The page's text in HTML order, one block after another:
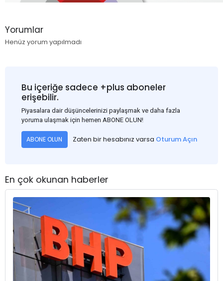
Yorumlar
Henüz yorum yapılmadı
Bu içeriğe sadece +plus aboneler
erişebilir.
Piyasalara dair düşüncelerinizi paylaşmak ve daha fazla
yoruma ulaşmak için hemen ABONE OLUN!
ABONE OLUN Zaten bir hesabınız varsa Oturum Açın
En çok okunan haberler